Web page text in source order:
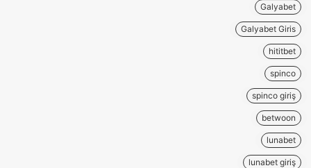
Galyabet
Galyabet Giris
hititbet
spinco
spinco giriş
betwoon
lunabet
lunabet giriş